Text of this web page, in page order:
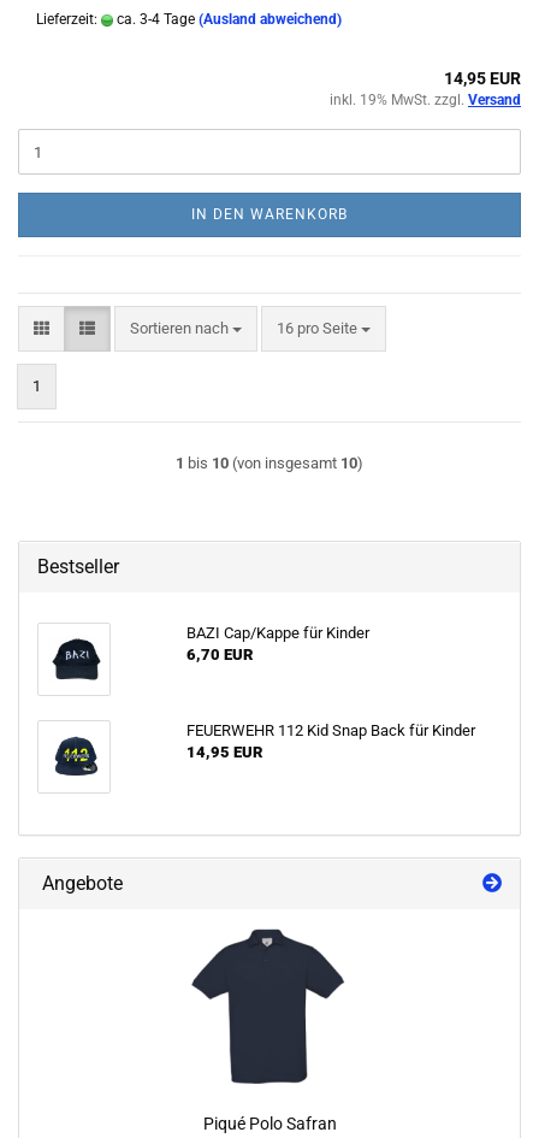
Lieferzeit: ca. 3-4 Tage (Ausland abweichend)
14,95 EUR
inkl. 19% MwSt. zzgl. Versand
IN DEN WARENKORB
Sortieren nach
Sortieren nach 16 pro Seite
pro Seite
1
1 bis 10 (von insgesamt 10)
Bestseller
BAZI Cap/Kappe für Kinder
6,70 EUR
FEUERWEHR 112 Kid Snap Back für Kinder
14,95 EUR
Angebote
Piqué Polo Safran